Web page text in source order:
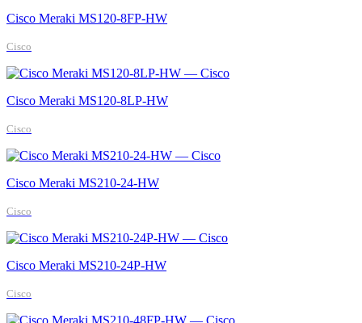
Cisco Meraki MS120-8FP-HW
Cisco
Cisco Meraki MS120-8LP-HW
Cisco
Cisco Meraki MS210-24-HW
Cisco
Cisco Meraki MS210-24P-HW
Cisco